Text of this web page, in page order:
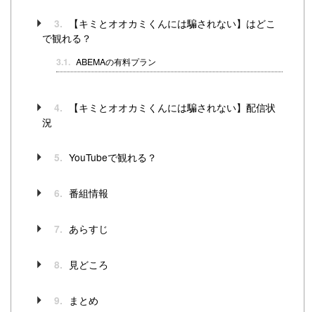
3.
【キミとオオカミくんには騙されない】はどこ
で観れる？
3.1. ABEMAの有料プラン
4.
【キミとオオカミくんには騙されない】配信状
況
5. YouTubeで観れる？
6. 番組情報
7. あらすじ
8. 見どころ
9. まとめ